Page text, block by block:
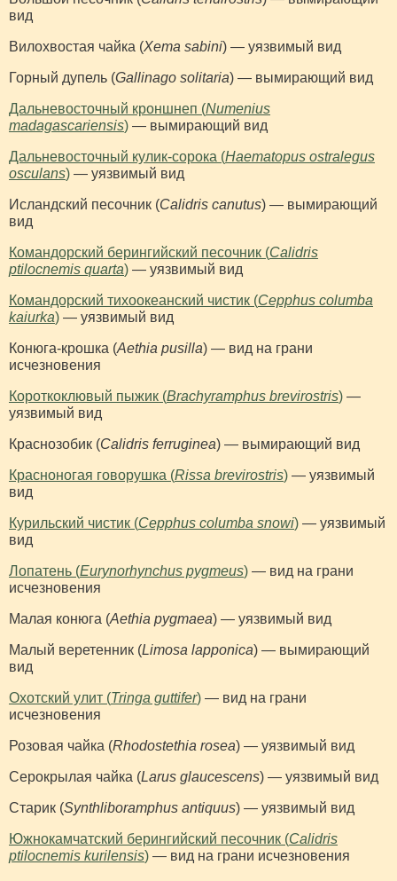
вид
Вилохвостая чайка (Xema sabini) — уязвимый вид
Горный дупель (Gallinago solitaria) — вымирающий вид
Дальневосточный кроншнеп (Numenius
madagascariensis) — вымирающий вид
Дальневосточный кулик-сорока (Haematopus ostralegus
osculans) — уязвимый вид
Исландский песочник (Calidris canutus) — вымирающий
вид
Командорский берингийский песочник (Calidris
ptilocnemis quarta) — уязвимый вид
Командорский тихоокеанский чистик (Cepphus columba
kaiurka) — уязвимый вид
Конюга-крошка (Aethia pusilla) — вид на грани
исчезновения
Короткоклювый пыжик (Brachyramphus brevirostris) —
уязвимый вид
Краснозобик (Calidris ferruginea) — вымирающий вид
Красноногая говорушка (Rissa brevirostris) — уязвимый
вид
Курильский чистик (Cepphus columba snowi) — уязвимый
вид
Лопатень (Eurynorhynchus pygmeus) — вид на грани
исчезновения
Малая конюга (Aethia pygmaea) — уязвимый вид
Малый веретенник (Limosa lapponica) — вымирающий
вид
Охотский улит (Tringa guttifer) — вид на грани
исчезновения
Розовая чайка (Rhodostethia rosea) — уязвимый вид
Серокрылая чайка (Larus glaucescens) — уязвимый вид
Старик (Synthliboramphus antiquus) — уязвимый вид
Южнокамчатский берингийский песочник (Calidris
ptilocnemis kurilensis) — вид на грани исчезновения